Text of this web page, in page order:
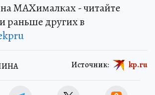
MAXималках - читайте
раньше других в
Источник: kp.ru